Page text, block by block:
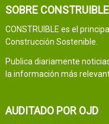
SOBRE CONSTRUIBLE
CONSTRUIBLE es el
Construcción Sostenible.
Publica diariamente
la información más
AUDITADO POR OJD